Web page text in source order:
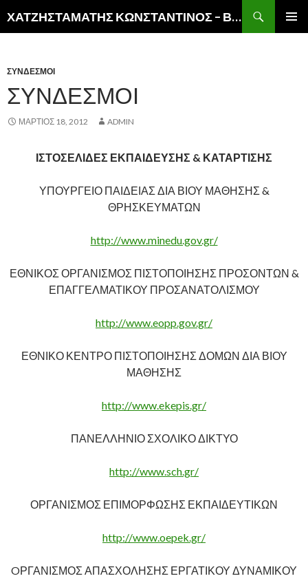
ΧΑΤΖΗΣΤΑΜΑΤΗΣ ΚΩΝΣΤΑΝΤΙΝΟΣ – ΒΙΚΤΩΡ
ΣΥΝΔΕΣΜΟΙ
ΣΥΝΔΕΣΜΟΙ
ΜΆΡΤΙΟΣ 18, 2012 ADMIN
ΙΣΤΟΣΕΛΙΔΕΣ ΕΚΠΑΙΔΕΥΣΗΣ & ΚΑΤΑΡΤΙΣΗΣ
ΥΠΟΥΡΓΕΙΟ ΠΑΙΔΕΙΑΣ ΔΙΑ ΒΙΟΥ ΜΑΘΗΣΗΣ &
ΘΡΗΣΚΕΥΜΑΤΩΝ
http://www.minedu.gov.gr/
ΕΘΝΙΚΟΣ ΟΡΓΑΝΙΣΜΟΣ ΠΙΣΤΟΠΟΙΗΣΗΣ ΠΡΟΣΟΝΤΩΝ &
ΕΠΑΓΓΕΛΜΑΤΙΚΟΥ ΠΡΟΣΑΝΑΤΟΛΙΣΜΟΥ
http://www.eopp.gov.gr/
ΕΘΝΙΚΟ ΚΕΝΤΡΟ ΠΙΣΤΟΠΟΙΗΣΗΣ ΔΟΜΩΝ ΔΙΑ ΒΙΟΥ
ΜΑΘΗΣΗΣ
http://www.ekepis.gr/
ΠΑΝΕΛΛΗΝΙΟ ΣΧΟΛΙΚΟ ΔΙΚΤΥΟ
http://www.sch.gr/
ΟΡΓΑΝΙΣΜΟΣ ΕΠΙΜΟΡΦΩΣΗΣ ΕΚΠΑΙΔΕΥΤΙΚΩΝ
http://www.oepek.gr/
OΡΓΑΝΙΣΜΟΣ ΑΠΑΣΧΟΛΗΣΗΣ ΕΡΓΑΤΙΚΟΥ ΔΥΝΑΜΙΚΟΥ